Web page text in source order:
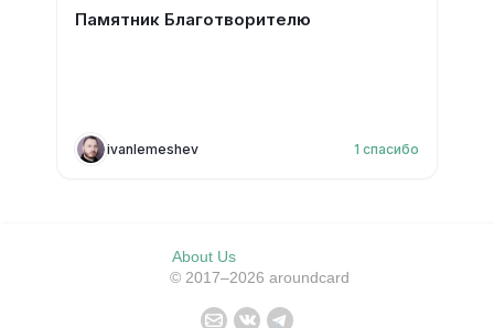
Памятник Благотворителю
ivanlemeshev 1 спасибо
About Us
© 2017–2026 aroundcard